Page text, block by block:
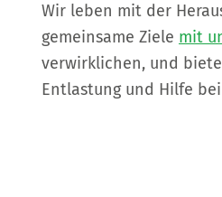
Wir leben mit der
gemeinsame Ziele mit
verwirklichen, und
Entlastung und Hilfe